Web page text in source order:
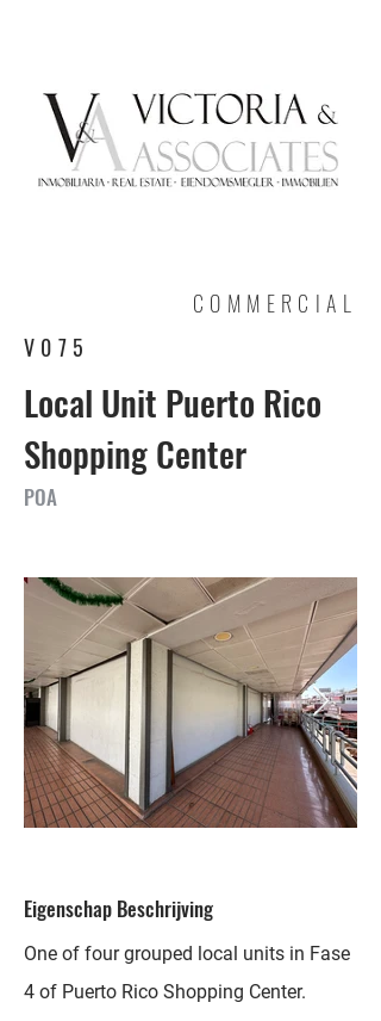
COMMERCIAL
V075
Local Unit Puerto Rico
Shopping Center
POA
Eigenschap Beschrijving
One of four grouped local units in Fase
4 of Puerto Rico Shopping Center.